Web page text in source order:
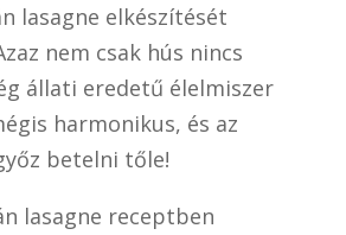
lasagne elkészítését
nem csak hús nincs
állati eredetű élelmiszer
harmonikus, és az
betelni tőle!
lasagne receptben